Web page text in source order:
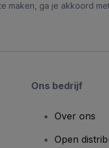
maken, ga je akkoord
Ons bedrijf
Over ons
Open